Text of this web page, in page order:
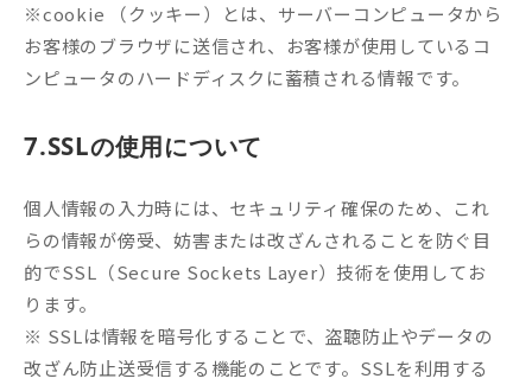
※cookie （クッキー）とは、サーバーコンピュータから
お客様のブラウザに送信され、お客様が使用しているコ
ンピュータのハードディスクに蓄積される情報です。
7.SSLの使用について
個人情報の入力時には、セキュリティ確保のため、これ
らの情報が傍受、妨害または改ざんされることを防ぐ目
的でSSL（Secure Sockets Layer）技術を使用してお
ります。
※ SSLは情報を暗号化することで、盗聴防止やデータの
改ざん防止送受信する機能のことです。SSLを利用する